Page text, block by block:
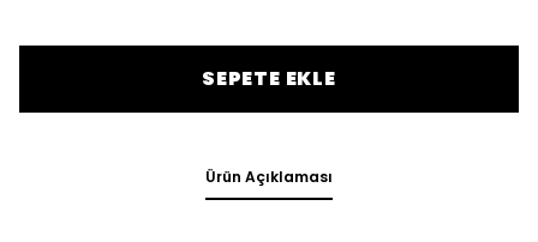
SEPETE EKLE
Ürün Açıklaması